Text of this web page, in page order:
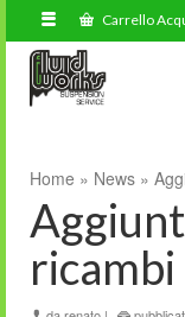
Carrello
Home » News »